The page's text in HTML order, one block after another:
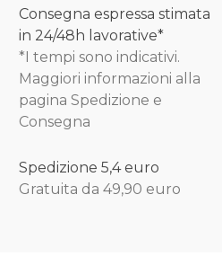
Consegna espressa stimata
in 24/48h lavorative*
*I tempi sono indicativi.
Maggiori informazioni alla
pagina Spedizione e
Consegna
Spedizione 5,4 euro
Gratuita da 49,90 euro